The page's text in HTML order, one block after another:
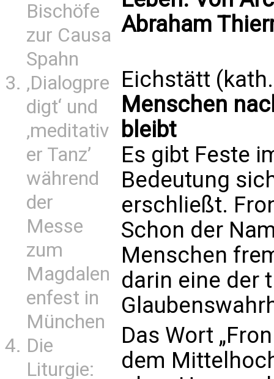
Bischöfe
zur Causa
Spahn
‚Dialogpre
digt‘ und
‚meditativ
er Tanz’
während
der
Messe
zum
Magdalen
enfest in
München
Die
Liturgie:
Abraham
Eichstätt
Menschen
bleibt
Es gibt Feste
Bedeutung
erschließt.
Schon der
Menschen
darin eine der
Das Wort
dem